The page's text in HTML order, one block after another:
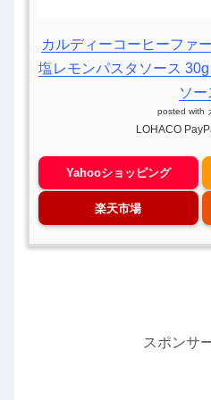
カルディーコーヒーファ
塩レモンパスタソース
ソー
posted with
LOHACO
Yahooショッピング
楽天市場
スポンサ